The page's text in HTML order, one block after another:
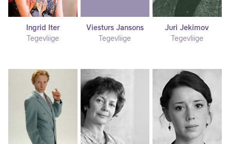
Ingrid Iter
Tegevliige
Viesturs Jansons
Tegevliige
Juri Jekimov
Tegevliige